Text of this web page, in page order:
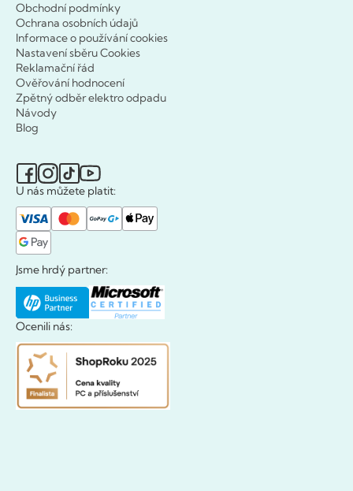
Obchodní podmínky
Ochrana osobních údajů
Informace o používání cookies
Nastavení sběru Cookies
Reklamační řád
Ověřování hodnocení
Zpětný odběr elektro odpadu
Návody
Blog
U nás můžete platit:
Jsme hrdý partner:
Ocenili nás: